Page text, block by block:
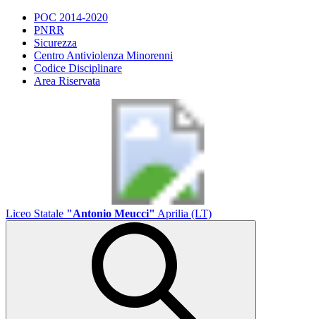
POC 2014-2020
PNRR
Sicurezza
Centro Antiviolenza Minorenni
Codice Disciplinare
Area Riservata
Liceo Statale "Antonio Meucci" Aprilia (LT)